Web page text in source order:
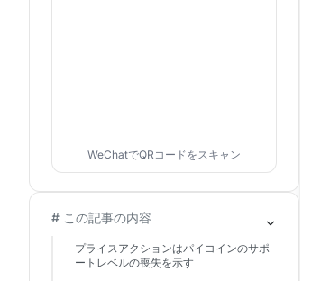
WeChatでQRコードをスキャン
# この記事の内容
プライスアクションはパイコインのサポ
ートレベルの喪失を示す